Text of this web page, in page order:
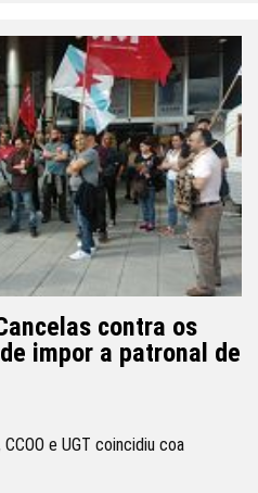
contra os
impor a patronal de
e UGT coincidiu coa